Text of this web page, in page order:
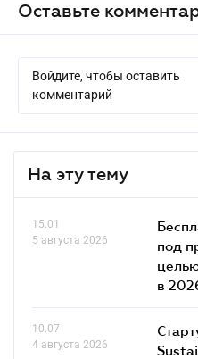
Оставьте
Войдите, чтобы оставить
комментарий
На эту тему
15.01
5 августа 2026
под
в
10.07
4 августа 2026